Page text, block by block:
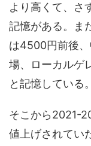
より高くて、さ
記憶がある。ま
は4500円前後
場、ローカルゲ
と記憶している。
そこから2021-
値上げされてい